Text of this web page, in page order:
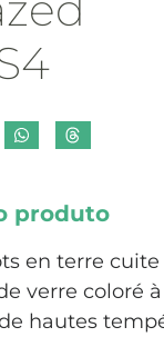
produto
en terre
verre coloré
hautes